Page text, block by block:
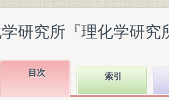
研究所『理化学研
目次 索引